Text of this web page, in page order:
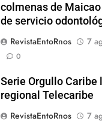
colmenas de
de servicio
RevistaEntoRnos
7
0
Serie Orgullo Caribe
regional Telecaribe
RevistaEntoRnos
7